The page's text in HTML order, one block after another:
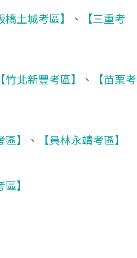
橋土城考區】 、
【三重考
【竹北新豐考區】 、
【苗栗考
區】 、 【員林永靖考區】
區】